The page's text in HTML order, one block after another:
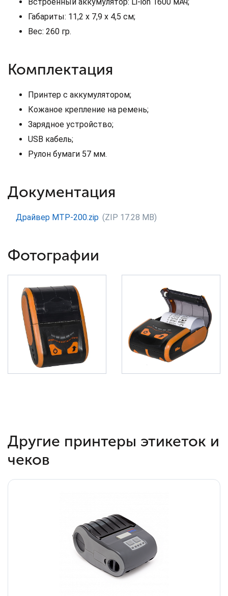
Габариты: 11,2 х 7,9 х 4,5 см;
Вес: 260 гр.
Комплектация
Принтер с аккумулятором;
Кожаное крепление на ремень;
Зарядное устройство;
USB кабель;
Рулон бумаги 57 мм.
Документация
Драйвер MTP-200.zip (ZIP 17.28 MB)
Фотографии
Другие принтеры этикеток и
чеков